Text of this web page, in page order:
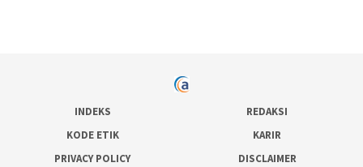
INDEKS
REDAKSI
KODE ETIK
KARIR
PRIVACY POLICY
DISCLAIMER